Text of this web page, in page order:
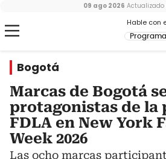
Hable con
Programa
09 ago 2026 Actualizado
Bogotá
Marcas de Bogotá
protagonistas de la
FDLA en New York
Week 2026
Las ocho marcas